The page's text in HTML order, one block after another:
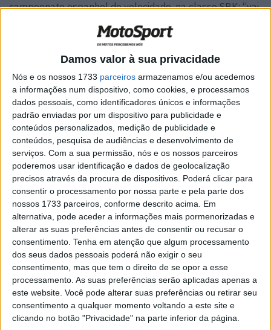
Damos valor à sua privacidade
Nós e os nossos 1733 parceiros armazenamos e/ou acedemos
a informações num dispositivo, como cookies, e processamos
dados pessoais, como identificadores únicos e informações
padrão enviadas por um dispositivo para publicidade e
conteúdos personalizados, medição de publicidade e
conteúdos, pesquisa de audiências e desenvolvimento de
serviços. Com a sua permissão, nós e os nossos parceiros
poderemos usar identificação e dados de geolocalização
precisos através da procura de dispositivos. Poderá clicar para
consentir o processamento por nossa parte e pela parte dos
nossos 1733 parceiros, conforme descrito acima. Em
alternativa, pode aceder a informações mais pormenorizadas e
alterar as suas preferências antes de consentir ou recusar o
consentimento. Tenha em atenção que algum processamento
dos seus dados pessoais poderá não exigir o seu
consentimento, mas que tem o direito de se opor a esse
processamento. As suas preferências serão aplicadas apenas a
este website. Você pode alterar suas preferências ou retirar seu
consentimento a qualquer momento voltando a este site e
clicando no botão "Privacidade" na parte inferior da página.
campeonato espanhol de velocidade, na classe SBK: “vai
ser um fim de semana muito duro devido ao calor, mas
temos trabalhado muito forte com o objectivo de lutar
pela vitória”, refere Ivo Lopes.
A caravana de um dos campeonatos de velocidade mais
competitivos do mundo, o ESBK, já assentou arraiais no
traçado do Estoril, onde a partir de amanhã se começa a
disputar a terceira ronda pontuável para este
campeonato. A jogar em casa, o piloto da Amadora
promete lutar pela vitória em ambas as corridas (sábado
e domingo), com o intuito de amealhar o máximo de
pontos possível, que no final do campeonato lhe permita
revalidar o título de campeão espanhol de velocidade na
categoria rainha, a SBK.
Depois de uma fim de semana agridoce em Valência, que
se traduziu numa desistência na corrida de sábado e uma
vitória magistral na de domingo, Lopes espera que o
facto de jogar em casa seja “amuleto” para uma ronda
perfeita, onde o objectivo passa por acumular o máximo
de pontos possível.